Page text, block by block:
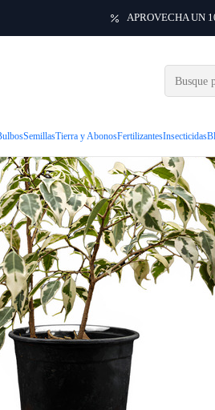
SemillasTierra y AbonosFertilizantesInsecticidas
APROVECHA UN
Inicio Plantas